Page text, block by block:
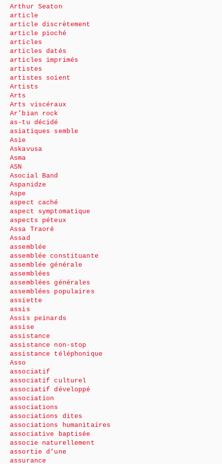
Arthur Seaton
article
article discrètement
article pioché
articles
articles datés
articles imprimés
artistes
artistes soient
Artists
Arts
Arts viscéraux
Ar’bian rock
as-tu décidé
asiatiques semble
Asie
Askavusa
Asma
ASN
Asocial Band
Aspanidze
Aspe
aspect caché
aspect symptomatique
aspects péteux
Assa Traoré
Assad
assemblée
assemblée constituante
assemblée générale
assemblées
assemblées générales
assemblées populaires
assiette
assis
Assis peinards
assise
assistance
assistance non-stop
assistance téléphonique
Asso
associatif
associatif culturel
associatif développé
association
associations
associations dites
associations humanitaires
associative baptisée
associe naturellement
assortie d’une
assurance